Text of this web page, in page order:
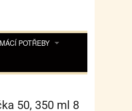
POTŘEBY
DO DOMÁCNOSTI
KOŠÍKY
ANGRY BIRDS
BARBIE
SVÍČKY
50, 350 ml 8